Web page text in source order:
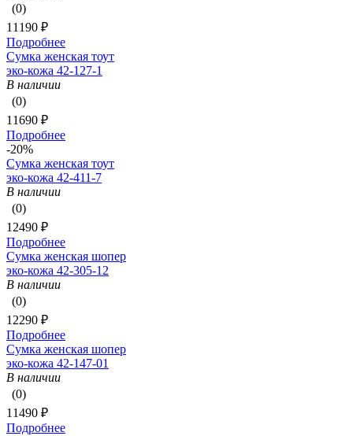
(0)
11190 ₽
Подробнее
Сумка женская тоут
эко-кожа 42-127-1
В наличии
(0)
11690 ₽
Подробнее
-20%
Сумка женская тоут
эко-кожа 42-411-7
В наличии
(0)
12490 ₽
Подробнее
Сумка женская шопер
эко-кожа 42-305-12
В наличии
(0)
12290 ₽
Подробнее
Сумка женская шопер
эко-кожа 42-147-01
В наличии
(0)
11490 ₽
Подробнее